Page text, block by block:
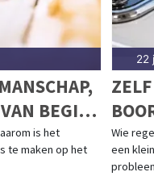
BEGIN
is het
te maken op het
22
Wie
een